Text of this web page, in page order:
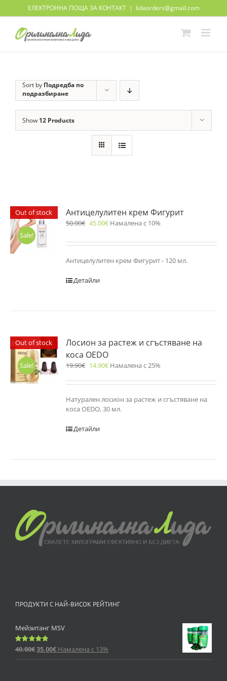
ЕЛЕКТРОННА ПОЩА ЗА КОНТАКТ | lidaorders@gmail.com
Sort by Подредба по
подразбиране
Show 12 Products
Out of stock
Sale!
Антицелулитен крем Фигурит
50.00€ 45.00€ Намалена с 10%
Антицелулитен крем Фигурит - 120 мл.
Детайли
Out of stock
Sale!
Лосион за растеж и сгъстяване на
коса OEDO
19.90€ 14.90€ Намалена с 25%
Натурален лосион за растеж и сгъстяване на
коса OEDO, 30 мл.
Детайли
ПРОДУКТИ С НАЙ-ВИСОК РЕЙТИНГ
Мейзитанг MSV
Оценено
40.00€35.00€ Намалена с 13%